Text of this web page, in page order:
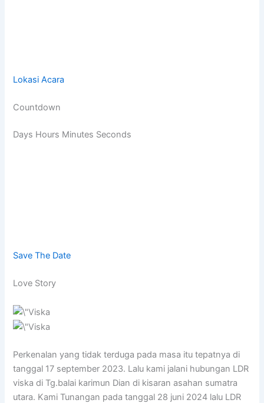
Lokasi Acara
Countdown
Days Hours Minutes Seconds
Save The Date
Love Story
Perkenalan yang tidak terduga pada masa itu tepatnya di
tanggal 17 september 2023. Lalu kami jalani hubungan LDR
viska di Tg.balai karimun Dian di kisaran asahan sumatra
utara. Kami Tunangan pada tanggal 28 juni 2024 lalu LDR